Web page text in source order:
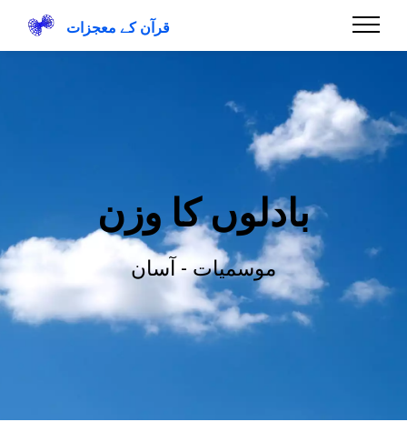
قرآن کے معجزات
بادلوں کا وزن
موسمیات - آسان